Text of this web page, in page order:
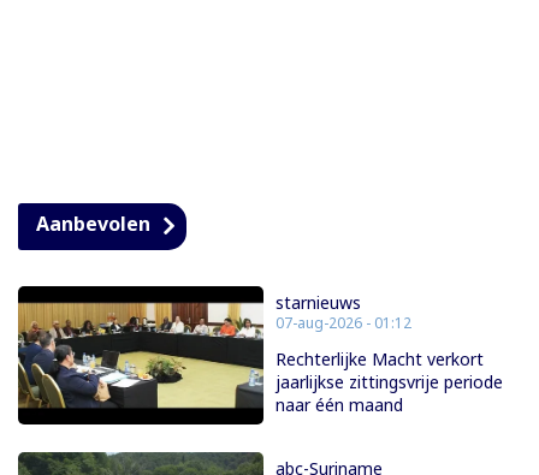
Aanbevolen
starnieuws
07-aug-2026 - 01:12
Rechterlijke Macht verkort
jaarlijkse zittingsvrije periode
naar één maand
abc-Suriname